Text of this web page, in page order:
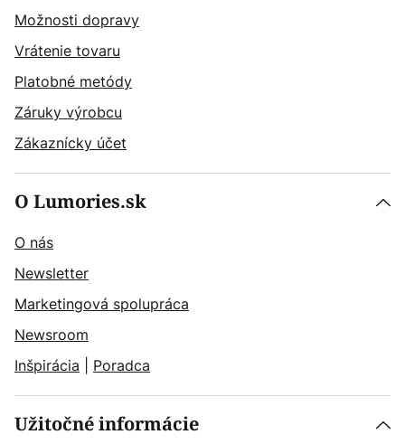
Možnosti dopravy
Vrátenie tovaru
Platobné metódy
Záruky výrobcu
Zákaznícky účet
O Lumories.sk
O nás
Newsletter
Marketingová spolupráca
Newsroom
Inšpirácia
Poradca
Užitočné informácie